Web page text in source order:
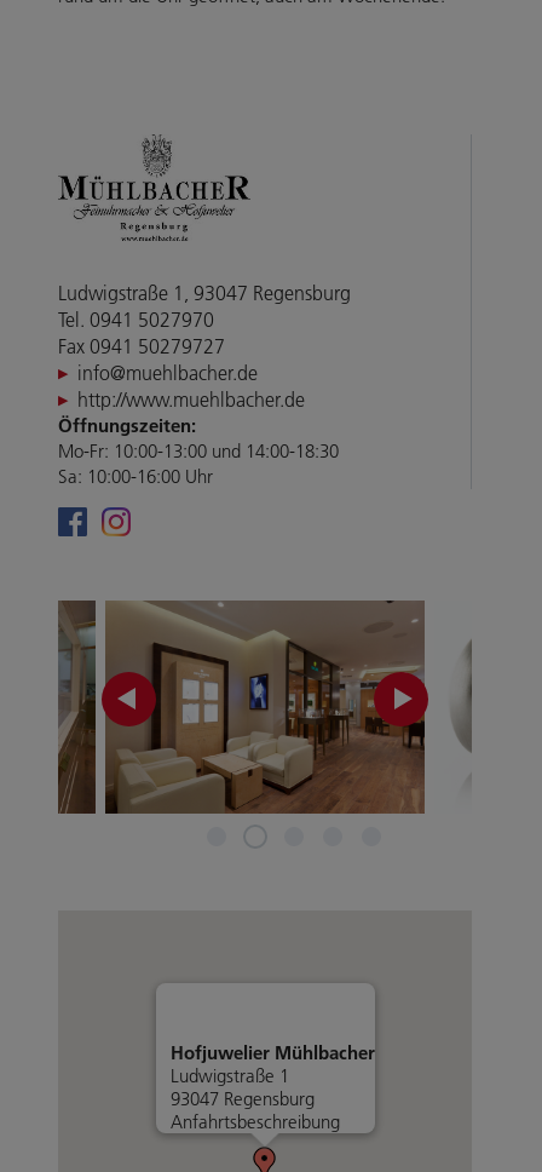
Ludwigstraße 1, 93047 Regensburg
Tel. 0941 5027970
Fax 0941 50279727
info@muehlbacher.de
http://www.muehlbacher.de
Öffnungszeiten:
Mo-Fr: 10:00-13:00 und 14:00-18:30
Sa: 10:00-16:00 Uhr
Hofjuwelier Mühlbacher
Ludwigstraße 1
93047 Regensburg
Anfahrtsbeschreibung